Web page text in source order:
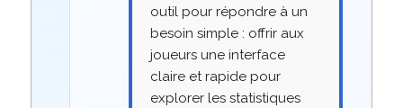
outil pour répondre à un
besoin simple : offrir aux
joueurs une interface
claire et rapide pour
explorer les statistiques